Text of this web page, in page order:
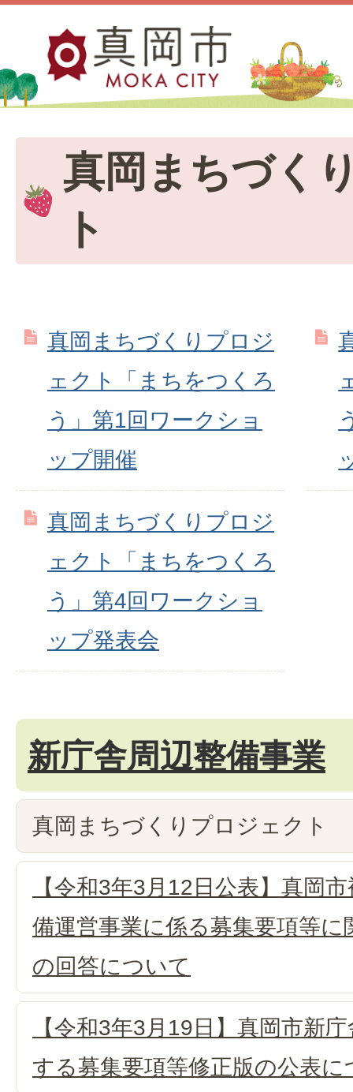
真岡まちづく
ト
真岡まちづくりプロジ
ェクト「まちをつくろ
う」第1回ワークショ
ップ開催
真岡まちづくりプロジ
ェクト「まちをつくろ
う」第4回ワークショ
ップ発表会
新庁舎周辺整備事業
真岡まちづくりプロジェクト
【令和3年3月12日公表】真岡
備運営事業に係る募集要項等
の回答について
【令和3年3月19日】真岡市新
する募集要項等修正版の公表に